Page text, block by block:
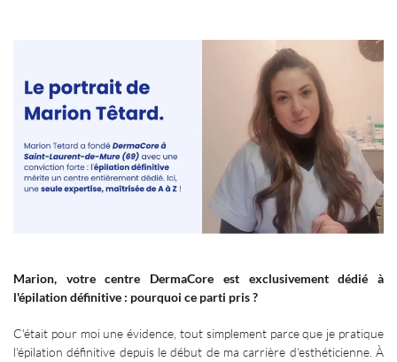
Marion, votre centre DermaCore est exclusivement dédié à
l'épilation définitive : pourquoi ce parti pris?
C'était pour moi une évidence, tout simplement parce que je pratique
l'épilation définitive depuis le début de ma carrière d'esthéticienne. À